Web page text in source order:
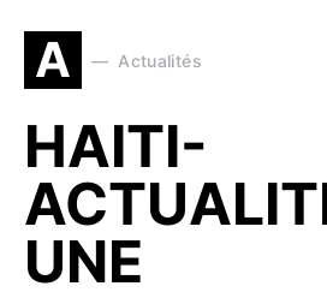
A Actualités
HAITI-
UNE